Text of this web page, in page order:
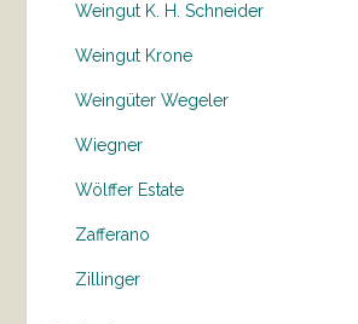
Weingut K. H. Schneider
Weingut Krone
Weingüter Wegeler
Wiegner
Wölffer Estate
Zafferano
Zillinger